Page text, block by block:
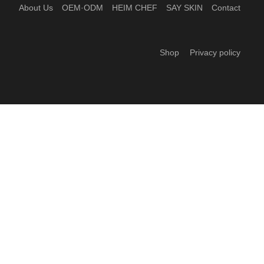
About Us OEM·ODM HEIM CHEF SAY SKIN Contact
Shop Privacy policy